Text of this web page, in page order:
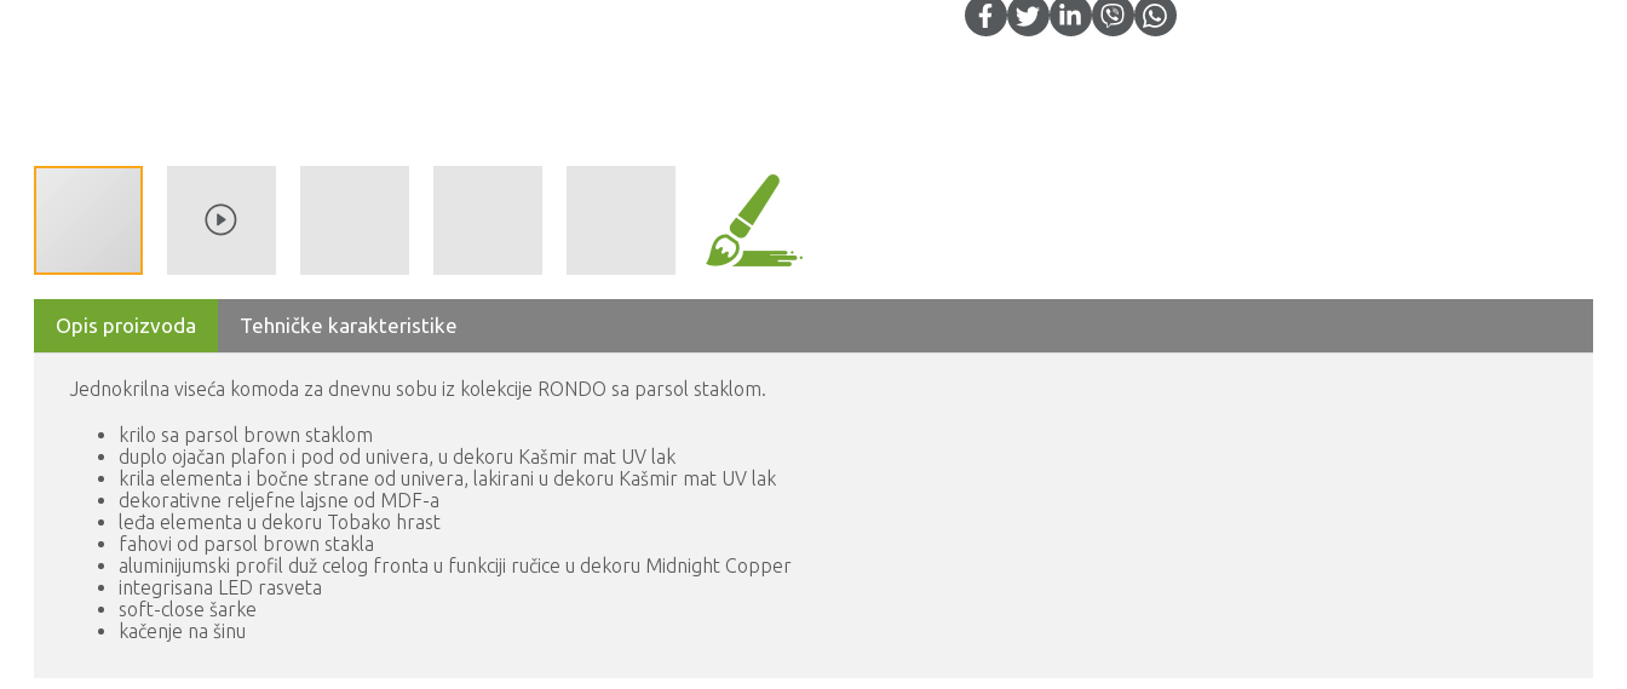
Opis proizvoda Tehničke karakteristike
Jednokrilna viseća komoda za dnevnu sobu iz kolekcije RONDO sa parsol staklom.
krilo sa parsol brown staklom
duplo ojačan plafon i pod od univera, u dekoru Kašmir mat UV lak
krila elementa i bočne strane od univera, lakirani u dekoru Kašmir mat UV lak
dekorativne reljefne lajsne od MDF-a
leđa elementa u dekoru Tobako hrast
fahovi od parsol brown stakla
aluminijumski profil duž celog fronta u funkciji ručice u dekoru Midnight Copper
integrisana LED rasveta
soft-close šarke
kačenje na šinu